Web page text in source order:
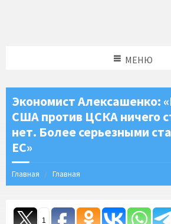
МЕНЮ
Экономист Алексашенко:
США против ЦСКА ничего
нет. Более серьезными
ЕС»
Главная Главная
1